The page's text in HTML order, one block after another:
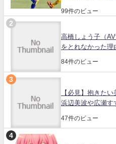
99件のビュー
高橋しょう子（
をとれなかった理
84件のビュー
【必見】抱きた
浜辺美波や広瀬す
47件のビュー